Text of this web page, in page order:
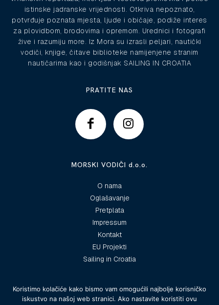
istinske jadranske vrijednosti. Otkriva nepoznato,
potvrđuje poznata mjesta, ljude i običaje, podiže interes
za plovidbom, brodovima i opremom. Urednici i fotografi
žive i razumiju more. Iz Mora su izrasli peljari, nautički
vodiči, knjige, čitave biblioteke namijenjene stranim
nautičarima kao i godišnjak SAILING IN CROATIA
PRATITE NAS
MORSKI VODIČI d.o.o.
O nama
Oglašavanje
Pretplata
Impressum
Kontakt
EU Projekti
Sailing in Croatia
© 2025 Morski vodiči
Koristimo kolačiće kako bismo vam omogućili najbolje korisničko
iskustvo na našoj web stranici. Ako nastavite koristiti ovu